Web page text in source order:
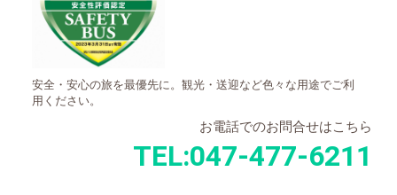
安全・安心の旅を最優先に。観光・送迎など色々な用途でご利
用ください。
お電話でのお問合せはこちら
TEL:047-477-6211